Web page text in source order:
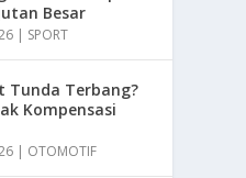
Besar
| SPORT
Tunda Terbang?
Kompensasi
| OTOMOTIF